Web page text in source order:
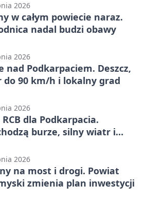
2026
w całym powiecie naraz.
nadal budzi obawy
2026
nad Podkarpaciem. Deszcz,
90 km/h i lokalny grad
2026
dla Podkarpacia.
burze, silny wiatr i
2026
na most i drogi. Powiat
zmienia plan inwestycji